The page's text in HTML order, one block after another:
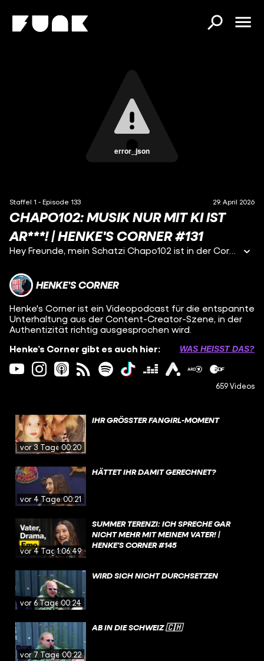
error_json
Staffel 1 - Episode 133 29. April 2026
CHAPO102: MUSIK NUR MIT KI IST
AR***! | HENKE'S CORNER #131
Hey Freunde, mein Schatzi Chapo102 ist in der Corner und verrät uns unter anderem, wieso er so gerne mit den E-Scooter heitzt, warum Weiterentwicklung für ihn als Künstler dazu gehört und wieso er sich heute nicht mehr so nennen würde. Viel Spaß!
HENKE’S CORNER
Henke's Corner ist ein Videopodcast für die entspannte
Unterhaltung aus der Content-Creator-Szene, in der
Authentizität richtig ausgesprochen wird.
Henke’s Corner gibt es auch hier:
WAS HEISST DAS?
659 Videos
vor 3 Tagen00:20
IHR GRÖSSTER FANGIRL-MOMENT
vor 4 Tagen00:21
HÄTTET IHR DAMIT GERECHNET?
vor 4 Tagen1:06:49
SUMMER TERENZI: ICH SPRECHE GAR
NICHT MEHR MIT MEINEM VATER! |
HENKE'S CORNER #145
vor 6 Tagen00:24
WIRD SICH NICHT DURCHSETZEN
vor 7 Tagen00:22
AB IN DIE SCHWEIZ 🇨🇭